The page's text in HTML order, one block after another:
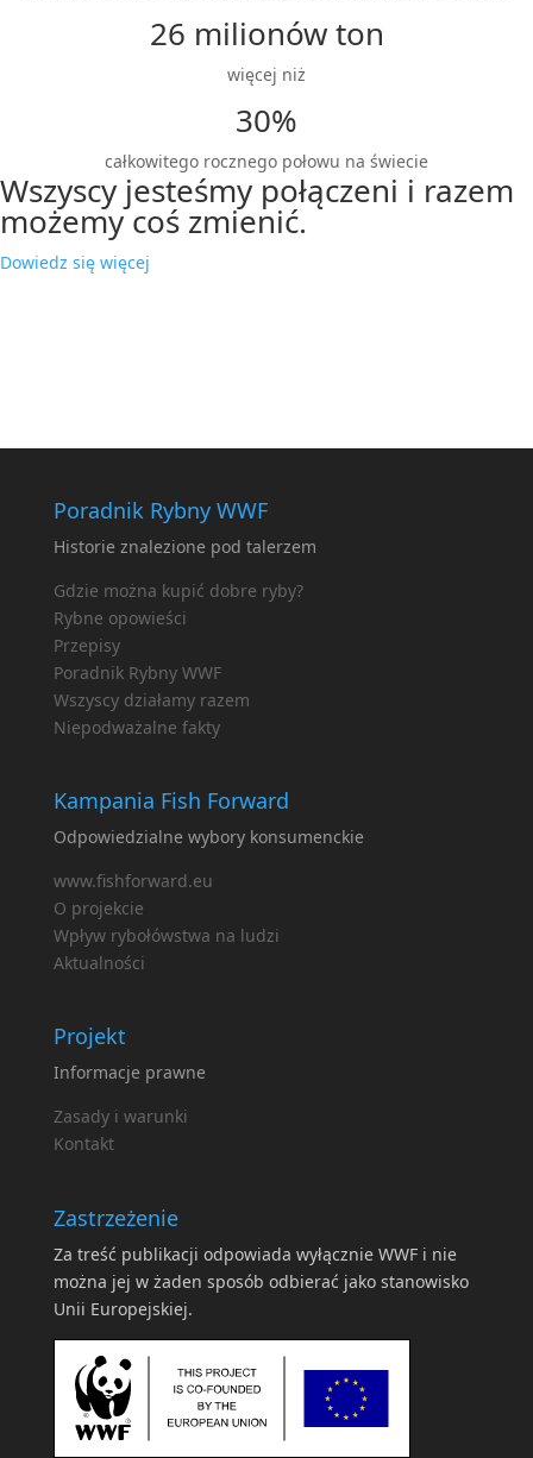
26 milionów ton
więcej niż
30%
całkowitego rocznego połowu na świecie
Wszyscy jesteśmy połączeni i razem
możemy coś zmienić.
Dowiedz się więcej
Poradnik Rybny WWF
Historie znalezione pod talerzem
Gdzie można kupić dobre ryby?
Rybne opowieści
Przepisy
Poradnik Rybny WWF
Wszyscy działamy razem
Niepodważalne fakty
Kampania Fish Forward
Odpowiedzialne wybory konsumenckie
www.fishforward.eu
O projekcie
Wpływ rybołówstwa na ludzi
Aktualności
Projekt
Informacje prawne
Zasady i warunki
Kontakt
Zastrzeżenie
Za treść publikacji odpowiada wyłącznie WWF i nie
można jej w żaden sposób odbierać jako stanowisko
Unii Europejskiej.